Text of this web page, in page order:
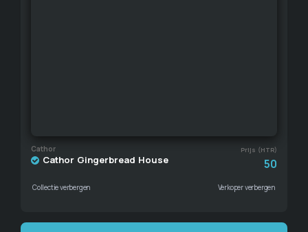
Cathor Prijs (HTR)
Cathor Gingerbread House 50
Collectie verbergen Verkoper verbergen